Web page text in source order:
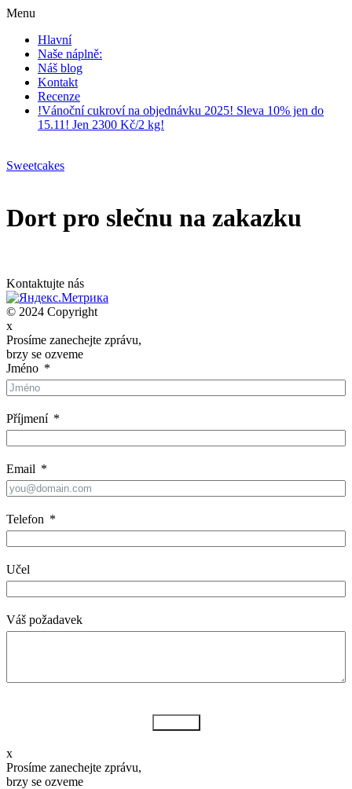
Menu
Hlavní
Naše náplně:
Náš blog
Kontakt
Recenze
!Vánoční cukroví na objednávku 2025! Sleva 10% jen do
15.11! Jen 2300 Kč/2 kg!
Sweetcakes
Dort pro slečnu na zakazku
Kontaktujte nás
© 2024 Copyright
x
Prosíme zanechejte zprávu,
brzy se ozveme
Jméno
Příjmení
Email
Telefon
Učel
Váš požadavek
x
Prosíme zanechejte zprávu,
brzy se ozveme